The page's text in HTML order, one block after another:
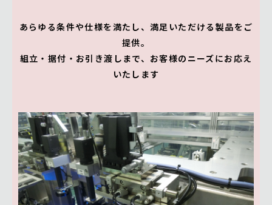
あらゆる条件や仕様を満たし、満足いただける製品をご
提供。
組立・据付・お引き渡しまで、お客様のニーズにお応え
いたします